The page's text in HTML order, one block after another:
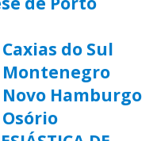
do Sul
Montenegro
Novo Hamburgo